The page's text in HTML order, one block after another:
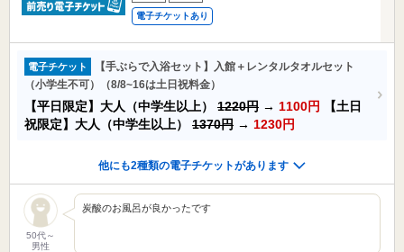
電子チケットあり
電子チケット
【手ぶらで入浴セット】入館＋レンタルタオルセット
（小学生不可）（8/8~16は土日祝料金）
【平日限定】大人（中学生以上） 1220円 → 1100円
【土日
祝限定】大人（中学生以上） 1370円 → 1230円
他にも2種類の電子チケットがあります
50代～
男性
炭酸のお風呂が良かったです